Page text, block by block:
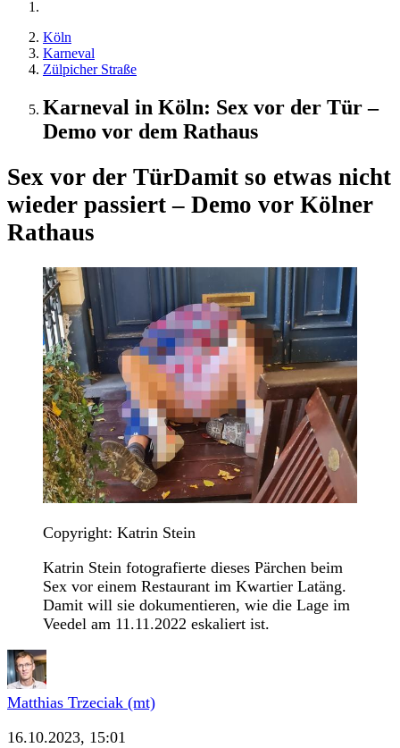
Köln
Karneval
Zülpicher Straße
Karneval in Köln: Sex vor der Tür –
Demo vor dem Rathaus
Sex vor der TürDamit so etwas nicht
wieder passiert – Demo vor Kölner
Rathaus
Copyright: Katrin Stein
Katrin Stein fotografierte dieses Pärchen beim
Sex vor einem Restaurant im Kwartier Latäng.
Damit will sie dokumentieren, wie die Lage im
Veedel am 11.11.2022 eskaliert ist.
Matthias Trzeciak (mt)
16.10.2023, 15:01